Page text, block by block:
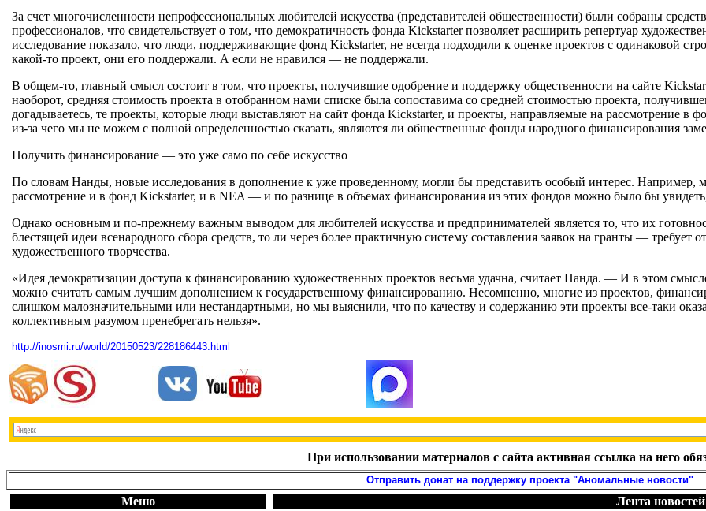
За счет многочисленности непрофессиональных любителей искусства (представителей общественности) были собраны
профессионалов, что свидетельствует о том, что демократичность фонда Kickstarter позволяет расширить репертуар
исследование показало, что люди, поддерживающие фонд Kickstarter, не всегда подходили к оценке проектов с одинаковой
какой-то проект, они его поддержали. А если не нравился — не поддержали.
В общем-то, главный смысл состоит в том, что проекты, получившие одобрение и поддержку общественности на сайте
наоборот, средняя стоимость проекта в отобранном нами списке была сопоставима со средней стоимостью проекта,
догадываетесь, те проекты, которые люди выставляют на сайт фонда Kickstarter, и проекты, направляемые на рассмотрение в
из-за чего мы не можем с полной определенностью сказать, являются ли общественные фонды народного финансирования
Получить финансирование — это уже само по себе искусство
По словам Нанды, новые исследования в дополнение к уже проведенному, могли бы представить особый интерес. Например,
рассмотрение и в фонд Kickstarter, и в NEA — и по разнице в объемах финансирования из этих фондов можно было бы
Однако основным и по-прежнему важным выводом для любителей искусства и предпринимателей является то, что их
блестящей идеи всенародного сбора средств, то ли через более практичную систему составления заявок на гранты — требует
художественного творчества.
«Идея демократизации доступа к финансированию художественных проектов весьма удачна, считает Нанда. — И в этом
можно считать самым лучшим дополнением к государственному финансированию. Несомненно, многие из проектов,
слишком малозначительными или нестандартными, но мы выяснили, что по качеству и содержанию эти проекты все-таки
коллективным разумом пренебрегать нельзя».
http://inosmi.ru/world/20150523/228186443.html
При использовании материалов с сайта активная ссылка на него
Отправить донат на поддержку проекта "Аномальные новости"
Меню Лента новостей